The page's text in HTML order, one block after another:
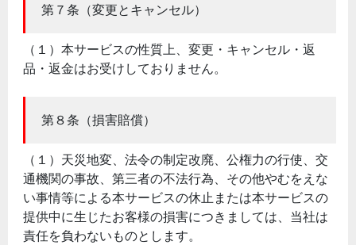
第７条（変更とキャンセル）
（１）本サービスの性質上、変更・キャンセル・返
品・返金はお受けしておりません。
第８条（損害賠償）
（１）天災地変、法令の制定改廃、公権力の行使、交
通機関の事故、第三者の不法行為、その他やむをえな
い事情等による本サービスの休止または本サービスの
提供中に生じたお客様の損害につきましては、当社は
責任を負わないものとします。